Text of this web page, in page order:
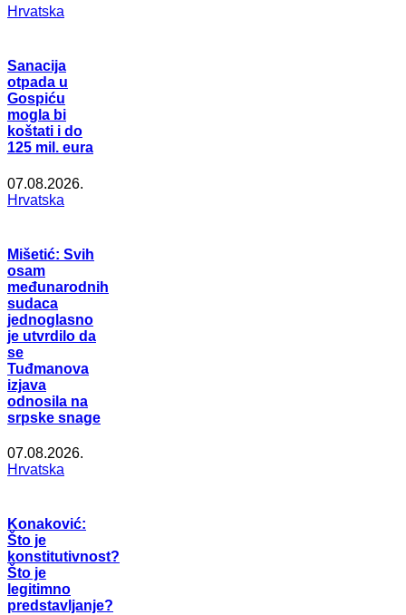
Hrvatska
Sanacija
otpada u
Gospiću
mogla bi
koštati i do
125 mil. eura
07.08.2026.
Hrvatska
Mišetić: Svih
osam
međunarodnih
sudaca
jednoglasno
je utvrdilo da
se
Tuđmanova
izjava
odnosila na
srpske snage
07.08.2026.
Hrvatska
Konaković:
Što je
konstitutivnost?
Što je
legitimno
predstavljanje?